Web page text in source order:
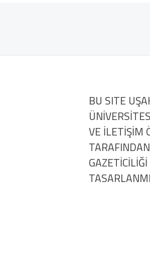
BU SITE
VE İLETİŞİM